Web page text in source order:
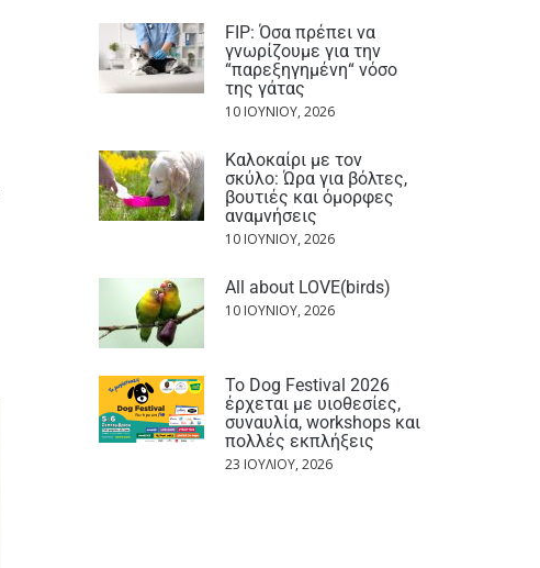
FIP: Όσα πρέπει να
γνωρίζουμε για την
“παρεξηγημένη“ νόσο
της γάτας
10 ΙΟΥΝΊΟΥ, 2026
Καλοκαίρι με τον
σκύλο: Ώρα για βόλτες,
βουτιές και όμορφες
αναμνήσεις
10 ΙΟΥΝΊΟΥ, 2026
All about LOVE(birds)
10 ΙΟΥΝΊΟΥ, 2026
Το Dog Festival 2026
έρχεται με υιοθεσίες,
συναυλία, workshops και
πολλές εκπλήξεις
23 ΙΟΥΛΊΟΥ, 2026